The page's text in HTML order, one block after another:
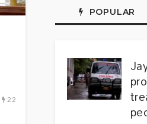
22
POPULAR